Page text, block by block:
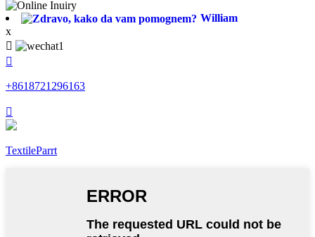
William
x


+8618721296163

TextileParrt